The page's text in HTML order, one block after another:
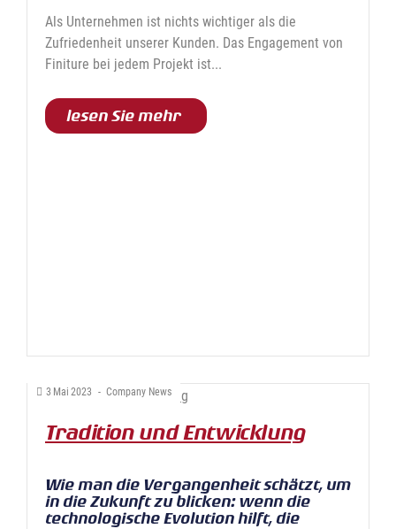
Als Unternehmen ist nichts wichtiger als die
Zufriedenheit unserer Kunden. Das Engagement von
Finiture bei jedem Projekt ist...
lesen Sie mehr
3 Mai2023 - Company News
Tradition und Entwicklung
Wie man die Vergangenheit schätzt, um
in die Zukunft zu blicken: wenn die
technologische Evolution hilft, die